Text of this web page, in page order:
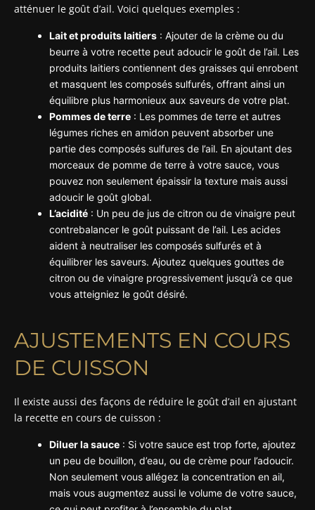
atténuer le goût d’ail. Voici quelques exemples :
Lait et produits laitiers : Ajouter de la crème ou du
beurre à votre recette peut adoucir le goût de l’ail. Les
produits laitiers contiennent des graisses qui enrobent
et masquent les composés sulfurés, offrant ainsi un
équilibre plus harmonieux aux saveurs de votre plat.
Pommes de terre : Les pommes de terre et autres
légumes riches en amidon peuvent absorber une
partie des composés sulfures de l’ail. En ajoutant des
morceaux de pomme de terre à votre sauce, vous
pouvez non seulement épaissir la texture mais aussi
adoucir le goût global.
L’acidité : Un peu de jus de citron ou de vinaigre peut
contrebalancer le goût puissant de l’ail. Les acides
aident à neutraliser les composés sulfurés et à
équilibrer les saveurs. Ajoutez quelques gouttes de
citron ou de vinaigre progressivement jusqu’à ce que
vous atteigniez le goût désiré.
AJUSTEMENTS EN COURS
DE CUISSON
Il existe aussi des façons de réduire le goût d’ail en ajustant
la recette en cours de cuisson :
Diluer la sauce : Si votre sauce est trop forte, ajoutez
un peu de bouillon, d’eau, ou de crème pour l’adoucir.
Non seulement vous allégez la concentration en ail,
mais vous augmentez aussi le volume de votre sauce,